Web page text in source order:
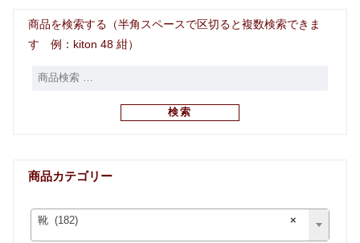
商品を検索する（半角スペースで区切ると複数検索できま
す 例：kiton 48 紺）
検索
商品カテゴリー
×
靴 (182)